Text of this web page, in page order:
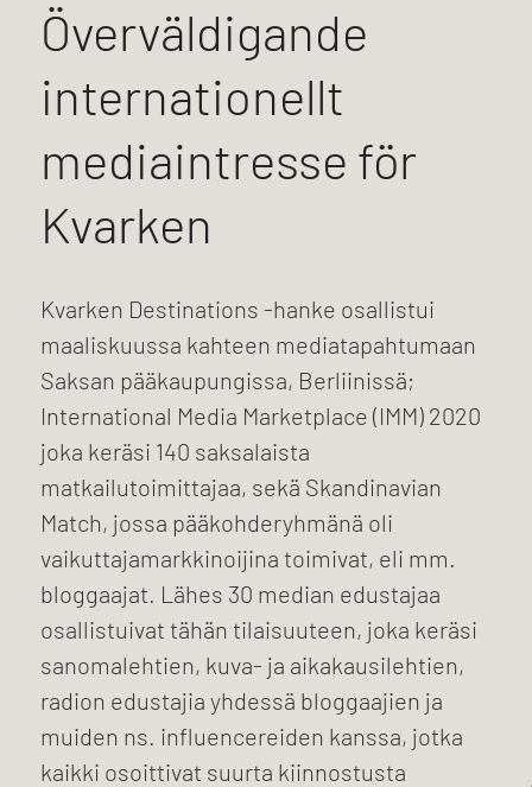
Överväldigande
internationellt
mediaintresse för
Kvarken
Kvarken Destinations -hanke osallistui
maaliskuussa kahteen mediatapahtumaan
Saksan pääkaupungissa, Berliinissä;
International Media Marketplace (IMM) 2020
joka keräsi 140 saksalaista
matkailutoimittajaa, sekä Skandinavian
Match, jossa pääkohderyhmänä oli
vaikuttajamarkkinoijina toimivat, eli mm.
bloggaajat. Lähes 30 median edustajaa
osallistuivat tähän tilaisuuteen, joka keräsi
sanomalehtien, kuva- ja aikakausilehtien,
radion edustajia yhdessä bloggaajien ja
muiden ns. influencereiden kanssa, jotka
kaikki osoittivat suurta kiinnostusta